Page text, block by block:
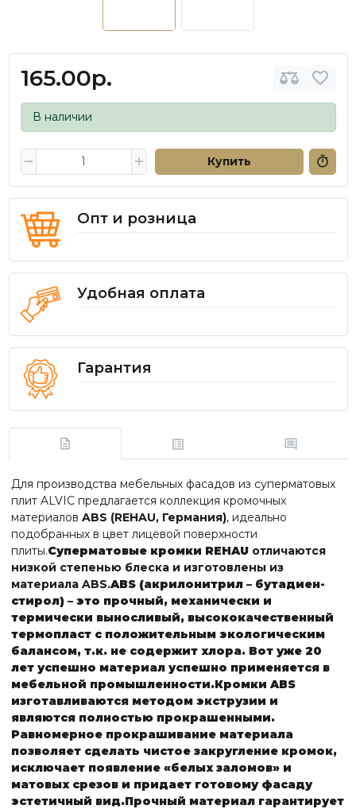
165.00р.
В наличии
Купить
Опт и розница
Удобная оплата
Гарантия
Для производства мебельных фасадов из суперматовых
плит ALVIC предлагается коллекция кромочных
материалов ABS (REHAU, Германия), идеально
подобранных в цвет лицевой поверхности
плиты.Суперматовые кромки REHAU отличаются
низкой степенью блеска и изготовлены из
материала ABS.ABS (акрилонитрил – бутадиен-
стирол) – это прочный, механически и
термически выносливый, высококачественный
термопласт с положительным экологическим
балансом, т.к. не содержит хлора. Вот уже 20
лет успешно материал успешно применяется в
мебельной промышленности.Кромки ABS
изготавливаются методом экструзии и
являются полностью прокрашенными.
Равномерное прокрашивание материала
позволяет сделать чистое закругление кромок,
исключает появление «белых заломов» и
матовых срезов и придает готовому фасаду
эстетичный вид.Прочный материал гарантирует